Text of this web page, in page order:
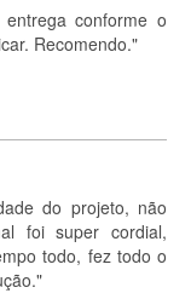
conforme o
Recomendo."
do projeto, não
foi super cordial,
todo, fez todo o